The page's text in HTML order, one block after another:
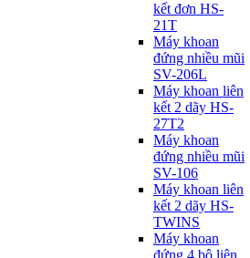
kết đơn HS-
21T
Máy khoan
đứng nhiều mũi
SV-206L
Máy khoan liên
kết 2 dãy HS-
27T2
Máy khoan
đứng nhiều mũi
SV-106
Máy khoan liên
kết 2 dãy HS-
TWINS
Máy khoan
đứng 4 bộ liên